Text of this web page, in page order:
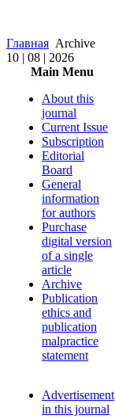
Главная Archive
10 | 08 | 2026
Main Menu
About this
journal
Current Issue
Subscription
Editorial
Board
General
information
for authors
Purchase
digital version
of a single
article
Archive
Publication
ethics and
publication
malpractice
statement
Advertisement
in this journal